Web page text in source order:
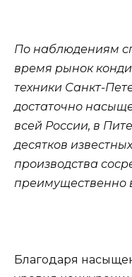
По наблюдениям
время рынок
техники Санкт-
достаточно
всей России, в
десятков
производства
преимущественно
Благодаря